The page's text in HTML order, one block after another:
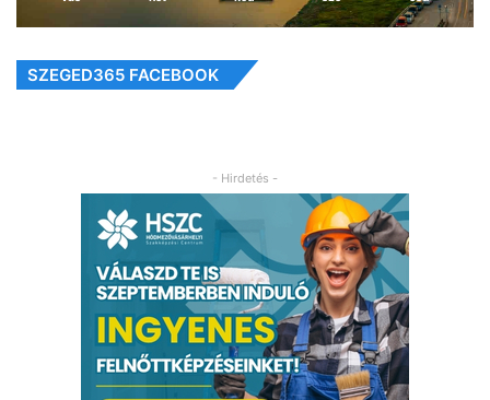
SZEGED365 FACEBOOK
- Hirdetés -